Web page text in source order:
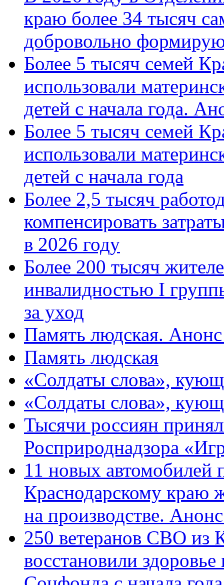
краю более 34 тысяч
добровольно
Более 5 тысяч семей
использовали
детей с начала года.
Более 5 тысяч семей
использовали
детей с начала года
Более 2,5 тысяч
компенсировать
в 2026 году
Более 200 тысяч
инвалидностью I
за уход
Память людская.
Память людская
«Солдаты слова»,
«Солдаты слова»,
Тысячи россиян
Росприроднадзора
11 новых автомобилей
Краснодарскому краю
на производстве.
250 ветеранов СВО из
восстановили